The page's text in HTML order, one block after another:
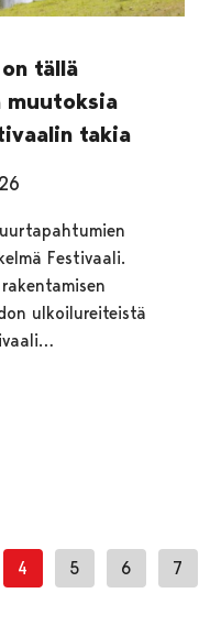
tällä
takia
Festivaali.
ulkoilureiteistä
4 5 6 7